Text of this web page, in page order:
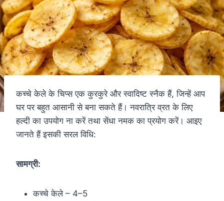
कच्चे केले के चिप्स एक कुरकुरे और स्वादिष्ट स्नैक हैं, जिन्हें आप
घर पर बहुत आसानी से बना सकते हैं। नवरात्रि व्रत के लिए
हल्दी का उपयोग ना करें तथा सेंधा नमक का प्रयोग करें। आइए
जानते हैं इसकी सरल विधि:
सामग्री:
कच्चे केले – 4–5